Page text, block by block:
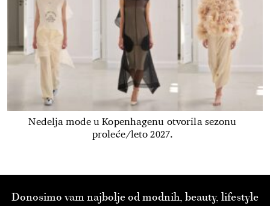
Nedelja mode u Kopenhagenu otvorila sezonu
proleće/leto 2027.
Donosimo vam najbolje od modnih, beauty, lifestyle